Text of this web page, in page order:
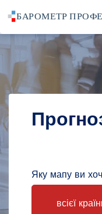
POWRÓT DOПРОГНОЗИ
Яку мапу ви
всієї